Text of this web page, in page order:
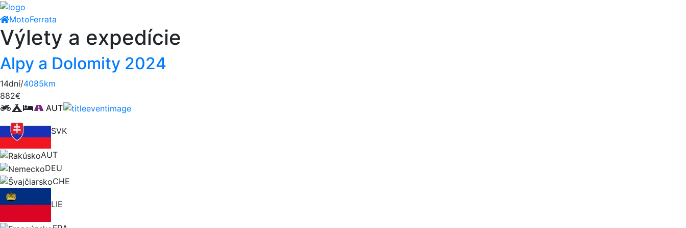
MotoFerrata
Výlety a expedície
Alpy a Dolomity 2024
14dní/4085km
882€
AUT
SVK
AUT
DEU
CHE
LIE